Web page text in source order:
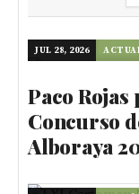
JUL 28, 2026
Paco
Concurso
Alboraya